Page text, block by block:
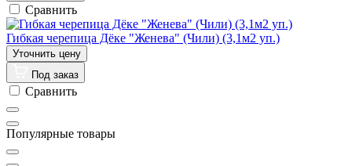
Сравнить
Гибкая черепица Дёке "Женева" (Чили) (3,1м2 уп.)
Под заказ
Сравнить
Популярные товары